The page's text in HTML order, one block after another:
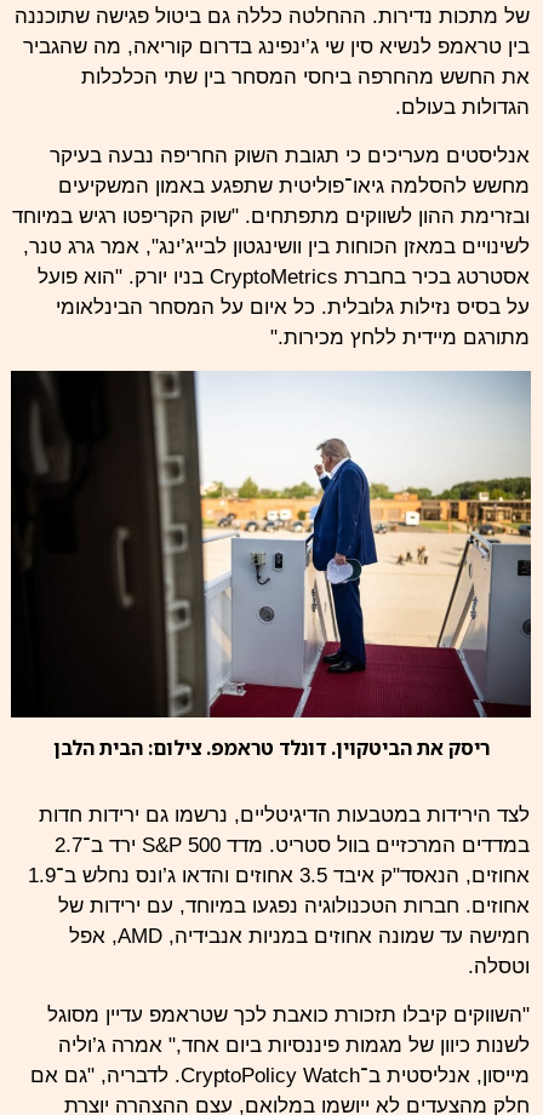
של מתכות נדירות. ההחלטה כללה גם ביטול פגישה שתוכננה
בין טראמפ לנשיא סין שי ג’ינפינג בדרום קוריאה, מה שהגביר
את החשש מהחרפה ביחסי המסחר בין שתי הכלכלות
הגדולות בעולם.
אנליסטים מעריכים כי תגובת השוק החריפה נבעה בעיקר
מחשש להסלמה גיאו־פוליטית שתפגע באמון המשקיעים
ובזרימת ההון לשווקים מתפתחים. "שוק הקריפטו רגיש במיוחד
לשינויים במאזן הכוחות בין וושינגטון לבייג’ינג", אמר גרג טנר,
אסטרטג בכיר בחברת CryptoMetrics בניו יורק. "הוא פועל
על בסיס נזילות גלובלית. כל איום על המסחר הבינלאומי
מתורגם מיידית ללחץ מכירות."
ריסק את הביטקוין. דונלד טראמפ. צילום: הבית הלבן
לצד הירידות במטבעות הדיגיטליים, נרשמו גם ירידות חדות
במדדים המרכזיים בוול סטריט. מדדS&P 500
ירד ב־2.7
אחוזים, הנאסד"ק איבד 3.5 אחוזים והדאו ג’ונס נחלש ב־1.9
אחוזים. חברות הטכנולוגיה נפגעו במיוחד, עם ירידות של
חמישה עד שמונה אחוזים במניות אנבידיה, AMD, אפל
וטסלה.
"השווקים קיבלו תזכורת כואבת לכך שטראמפ עדיין מסוגל
לשנות כיוון של מגמות פיננסיות ביום אחד," אמרה ג’וליה
מייסון, אנליסטית ב־CryptoPolicy Watch. לדבריה, "גם אם
חלק מהצעדים לא ייושמו במלואם, עצם ההצהרה יוצרת